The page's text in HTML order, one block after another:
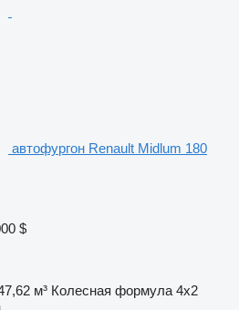
автофургон Renault Midlum 180
$
м³ Колесная формула 4x2